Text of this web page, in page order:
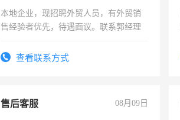
本地企业，现招聘外贸人员，有外贸销
售经验者优先，待遇面议。联系郭经理
查看联系方式
售后客服 08月09日